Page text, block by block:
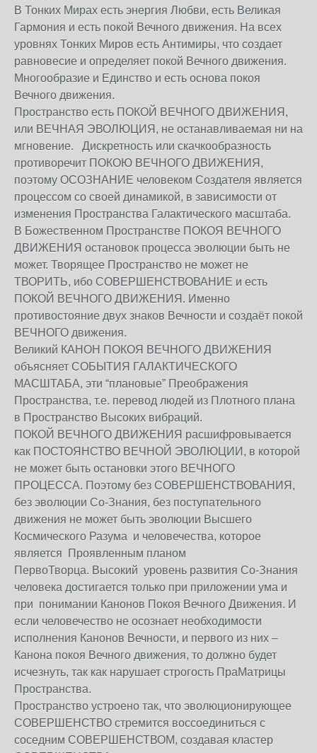
В Тонких Мирах есть энергия Любви, есть Великая
Гармония и есть покой Вечного движения. На всех
уровнях Тонких Миров есть Антимиры, что создает
равновесие и определяет покой Вечного движения.
Многообразие и Единство и есть основа покоя
Вечного движения.
Пространство есть ПОКОЙ ВЕЧНОГО ДВИЖЕНИЯ,
или ВЕЧНАЯ ЭВОЛЮЦИЯ, не останавливаемая ни на
мгновение. Дискретность или скачкообразность
противоречит ПОКОЮ ВЕЧНОГО ДВИЖЕНИЯ,
поэтому ОСОЗНАНИЕ человеком Создателя является
процессом со своей динамикой, в зависимости от
изменения Пространства Галактического масштаба.
В Божественном Пространстве ПОКОЯ ВЕЧНОГО
ДВИЖЕНИЯ остановок процесса эволюции быть не
может. Творящее Пространство не может не
ТВОРИТЬ, ибо СОВЕРШЕНСТВОВАНИЕ и есть
ПОКОЙ ВЕЧНОГО ДВИЖЕНИЯ. Именно
противостояние двух знаков Вечности и создаёт покой
ВЕЧНОГО движения.
Великий КАНОН ПОКОЯ ВЕЧНОГО ДВИЖЕНИЯ
объясняет СОБЫТИЯ ГАЛАКТИЧЕСКОГО
МАСШТАБА, эти “плановые” Преображения
Пространства, т.е. перевод людей из Плотного плана
в Пространство Высоких вибраций.
ПОКОЙ ВЕЧНОГО ДВИЖЕНИЯ расшифровывается
как ПОСТОЯНСТВО ВЕЧНОЙ ЭВОЛЮЦИИ, в которой
не может быть остановки этого ВЕЧНОГО
ПРОЦЕССА. Поэтому без СОВЕРШЕНСТВОВАНИЯ,
без эволюции Со-Знания, без поступательного
движения не может быть эволюции Высшего
Космического Разума и человечества, которое
является Проявленным планом
ПервоТворца. Высокий уровень развития Со-Знания
человека достигается только при приложении ума и
при понимании Канонов Покоя Вечного Движения. И
если человечество не осознает необходимости
исполнения Канонов Вечности, и первого из них –
Канона покоя Вечного движения, то должно будет
исчезнуть, так как нарушает строгость ПраМатрицы
Пространства.
Пространство устроено так, что эволюционирующее
СОВЕРШЕНСТВО стремится воссоединиться с
соседним СОВЕРШЕНСТВОМ, создавая кластер